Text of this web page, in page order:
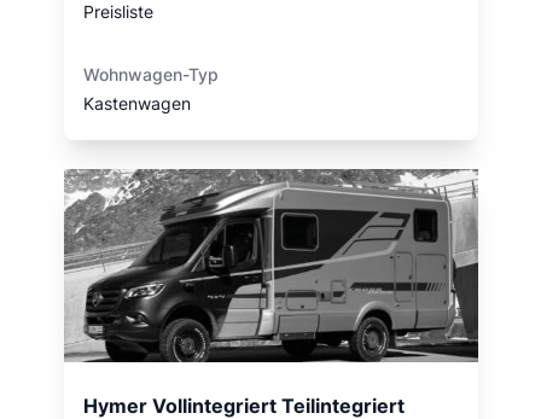
Preisliste
Wohnwagen-Typ
Kastenwagen
Hymer Vollintegriert Teilintegriert